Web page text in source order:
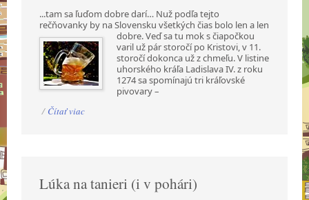
...tam sa ľuďom dobre darí… Nuž podľa tejto
rečňovanky by na Slovensku všetkých čias bolo len a len
dobre. Veď sa tu mok s čiapočkou
varil už pár storočí po Kristovi, v 11.
storočí dokonca už z chmeľu. V listine
uhorského kráľa Ladislava IV. z roku
1274 sa spomínajú tri kráľovské
pivovary –
/ Čítať viac
Lúka na tanieri (i v pohári)